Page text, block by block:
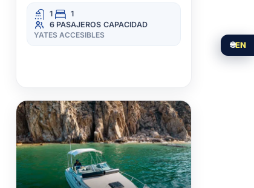
1
1
6 PASAJEROS CAPACIDAD
YATES ACCESIBLES
🌐EN